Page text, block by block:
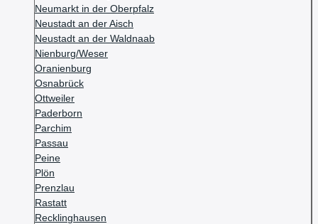
Neumarkt in der Oberpfalz
Neustadt an der Aisch
Neustadt an der Waldnaab
Nienburg/Weser
Oranienburg
Osnabrück
Ottweiler
Paderborn
Parchim
Passau
Peine
Plön
Prenzlau
Rastatt
Recklinghausen